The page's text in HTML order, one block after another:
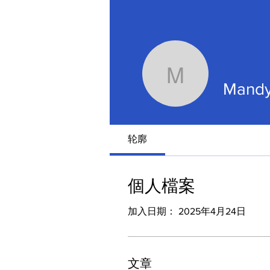
Mandy
轮廓
個人檔案
加入日期： 2025年4月24日
文章